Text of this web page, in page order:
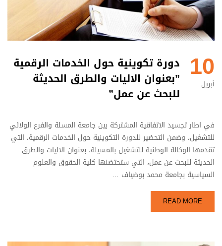
10
أبريل
دورة تكوينية حول الخدمات الرقمية
”بعنوان الاليات والطرق الحديثة
للبحث عن عمل”
في اطار تجسيد الاتفاقية المشتركة بين جامعة المسلة والفرع الولائي
للتشغيل، وضمن التحضير للدورة التكوينية حول الخدمات الرقمية، التي
تقدمها الوكالة الوطنية للتشغيل بالمسيلة، بعنوان الاليات والطرق
الحديثة للبحث عن عمل، التي ستحتضنها كلية الحقوق والعلوم
السياسية بجامعة محمد بوضياف …
READ MORE